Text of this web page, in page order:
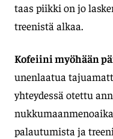
taas piikki on jo
treenistä alkaa.
Kofeiini myöhään
unenlaatua
yhteydessä otettu
palautumista ja